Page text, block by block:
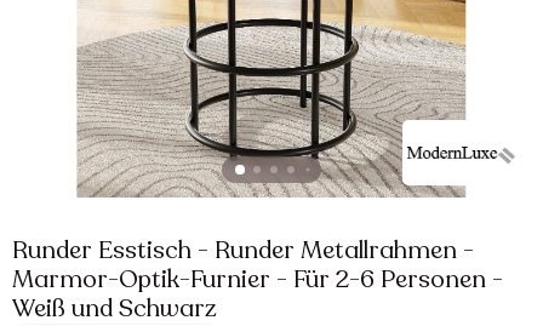
Runder Esstisch - Runder Metallrahmen -
Marmor-Optik-Furnier - Für 2-6 Personen -
Weiß und Schwarz